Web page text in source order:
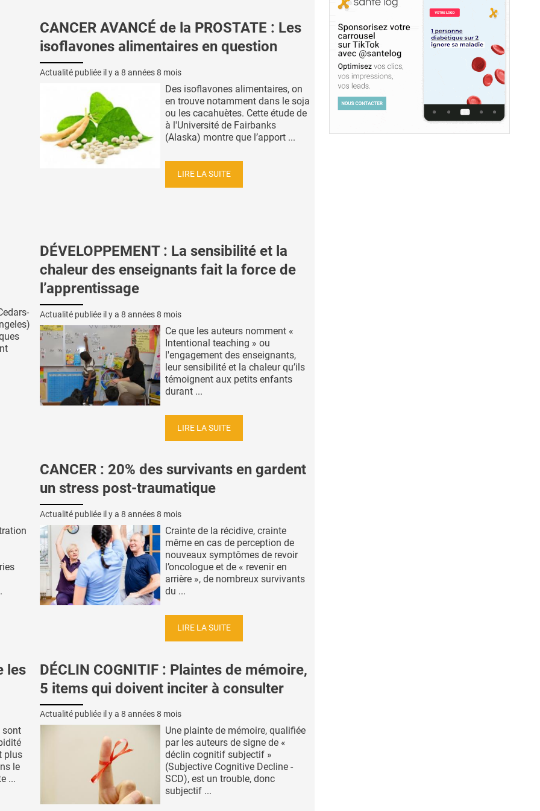
CANCER AVANCÉ de la PROSTATE : Les
isoflavones alimentaires en question
Actualité publiée il y a 8 années 8 mois
Des isoflavones alimentaires, on
en trouve notamment dans le soja
ou les cacahuètes. Cette étude de
à l'Université de Fairbanks
(Alaska) montre que l’apport ...
LIRE LA SUITE
DÉVELOPPEMENT : La sensibilité et la
chaleur des enseignants fait la force de
l’apprentissage
Actualité publiée il y a 8 années 8 mois
Ce que les auteurs nomment «
Intentional teaching » ou
l'engagement des enseignants,
leur sensibilité et la chaleur qu’ils
témoignent aux petits enfants
durant ...
LIRE LA SUITE
CANCER : 20% des survivants en gardent
un stress post-traumatique
Actualité publiée il y a 8 années 8 mois
Crainte de la récidive, crainte
même en cas de perception de
nouveaux symptômes de revoir
l’oncologue et de « revenir en
arrière », de nombreux survivants
du ...
LIRE LA SUITE
les
sont
plus
le
...
DÉCLIN COGNITIF : Plaintes de mémoire,
5 items qui doivent inciter à consulter
Actualité publiée il y a 8 années 8 mois
Une plainte de mémoire, qualifiée
par les auteurs de signe de «
déclin cognitif subjectif »
(Subjective Cognitive Decline -
SCD), est un trouble, donc
subjectif ...